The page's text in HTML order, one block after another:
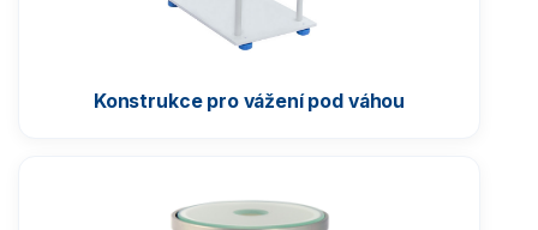
Konstrukce pro vážení pod váhou